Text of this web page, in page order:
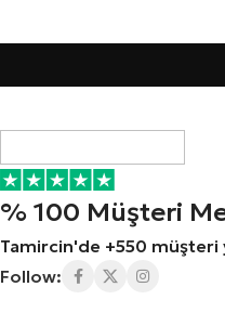
% 100 Müşteri
Tamircin'de +550 müşteri
Follow: